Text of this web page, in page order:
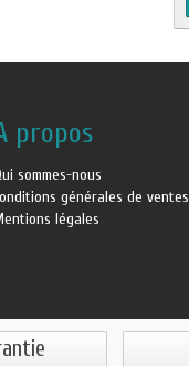
propos
sommes-nous
générales de ventes
légales